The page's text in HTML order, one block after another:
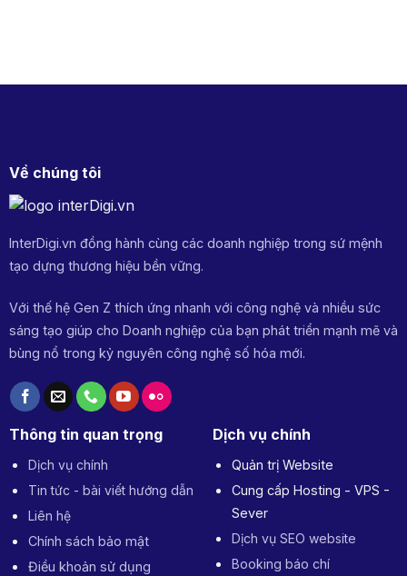
chạm
bước
Về chúng tôi
InterDigi.vn đồng hành cùng các doanh nghiệp trong sứ mệnh
tạo dựng thương hiệu bền vững.
Với thế hệ Gen Z thích ứng nhanh với công nghệ và nhiều sức
sáng tạo giúp cho Doanh nghiệp của bạn phát triển mạnh mẽ và
bùng nổ trong kỷ nguyên công nghệ số hóa mới.
Thông tin quan trọng
Dịch vụ chính
Tin tức - bài viết hướng dẫn
Liên hệ
Chính sách bảo mật
Điều khoản sử dụng
Dịch vụ chính
Quản trị Website
Cung cấp Hosting - VPS -
Sever
Dịch vụ SEO website
Booking báo chí